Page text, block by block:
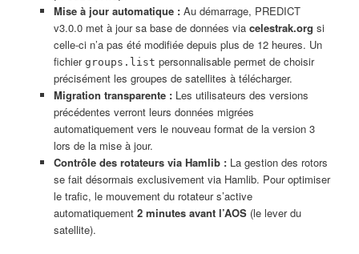
Mise à jour automatique :Au démarrage, PREDICT
v3.0.0 met à jour sa base de données via celestrak.org si
celle-ci n’a pas été modifiée depuis plus de 12 heures. Un
fichier groups.list personnalisable permet de choisir
précisément les groupes de satellites à télécharger.
Migration transparente :Les utilisateurs des versions
précédentes verront leurs données migrées
automatiquement vers le nouveau format de la version 3
lors de la mise à jour.
Contrôle des rotateurs via Hamlib :La gestion des rotors
se fait désormais exclusivement via Hamlib. Pour optimiser
le trafic, le mouvement du rotateur s’active
automatiquement 2 minutes avant l’AOS(le lever du
satellite).